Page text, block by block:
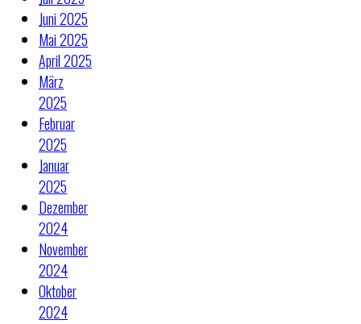
Juni 2025
Mai 2025
April 2025
März
2025
Februar
2025
Januar
2025
Dezember
2024
November
2024
Oktober
2024